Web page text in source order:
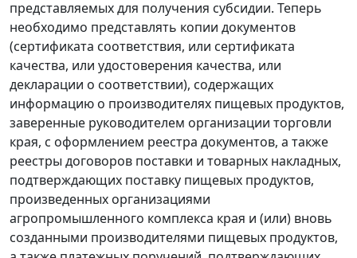
представляемых для получения субсидии. Теперь
необходимо представлять копии документов
(сертификата соответствия, или сертификата
качества, или удостоверения качества, или
декларации о соответствии), содержащих
информацию о производителях пищевых продуктов,
заверенные руководителем организации торговли
края, с оформлением реестра документов, а также
реестры договоров поставки и товарных накладных,
подтверждающих поставку пищевых продуктов,
произведенных организациями
агропромышленного комплекса края и (или) вновь
созданными производителями пищевых продуктов,